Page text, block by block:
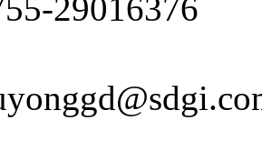
29016376